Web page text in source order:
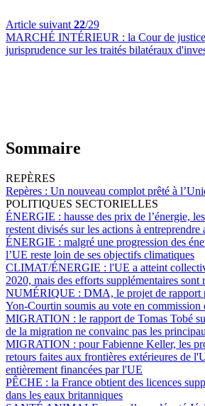
Article suivant 22/29
MARCHÉ INTÉRIEUR : la Cour de
jurisprudence sur les traités bilatéraux
Sommaire
REPÈRES
Repères : Un nouveau complot prêté à
POLITIQUES SECTORIELLES
ÉNERGIE : hausse des prix de l’énergie,
restent divisés sur les actions à entreprendre
ÉNERGIE : malgré une progression des
l’UE reste loin de ses objectifs climatiques
CLIMAT/ÉNERGIE : l'UE a atteint
2020, mais des efforts supplémentaires
NUMÉRIQUE : DMA, le projet de rapport
Yon-Courtin soumis au vote en commission
MIGRATION : le rapport de Tomas Tobé
de la migration ne convainc pas les
MIGRATION : pour Fabienne Keller, les
retours faites aux frontières extérieures de
entièrement financées par l'UE
PÊCHE : la France obtient des licences
dans les eaux britanniques